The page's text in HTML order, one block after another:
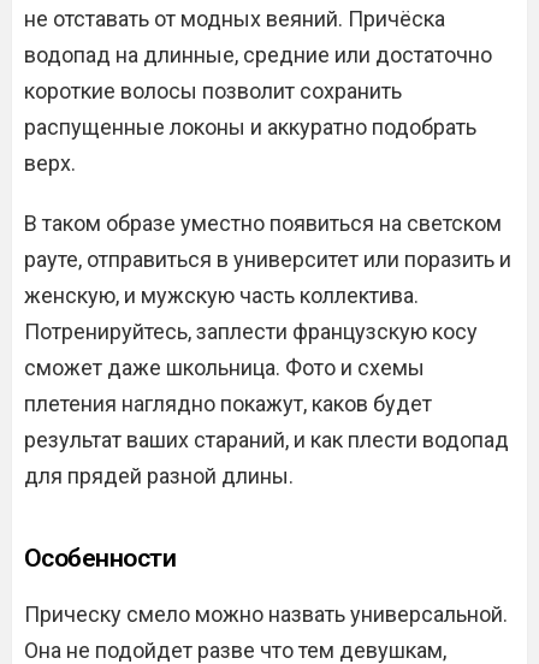
не отставать от модных веяний. Причёска
водопад на длинные, средние или достаточно
короткие волосы позволит сохранить
распущенные локоны и аккуратно подобрать
верх.
В таком образе уместно появиться на светском
рауте, отправиться в университет или поразить и
женскую, и мужскую часть коллектива.
Потренируйтесь, заплести французскую косу
сможет даже школьница. Фото и схемы
плетения наглядно покажут, каков будет
результат ваших стараний, и как плести водопад
для прядей разной длины.
Особенности
Прическу смело можно назвать универсальной.
Она не подойдет разве что тем девушкам,